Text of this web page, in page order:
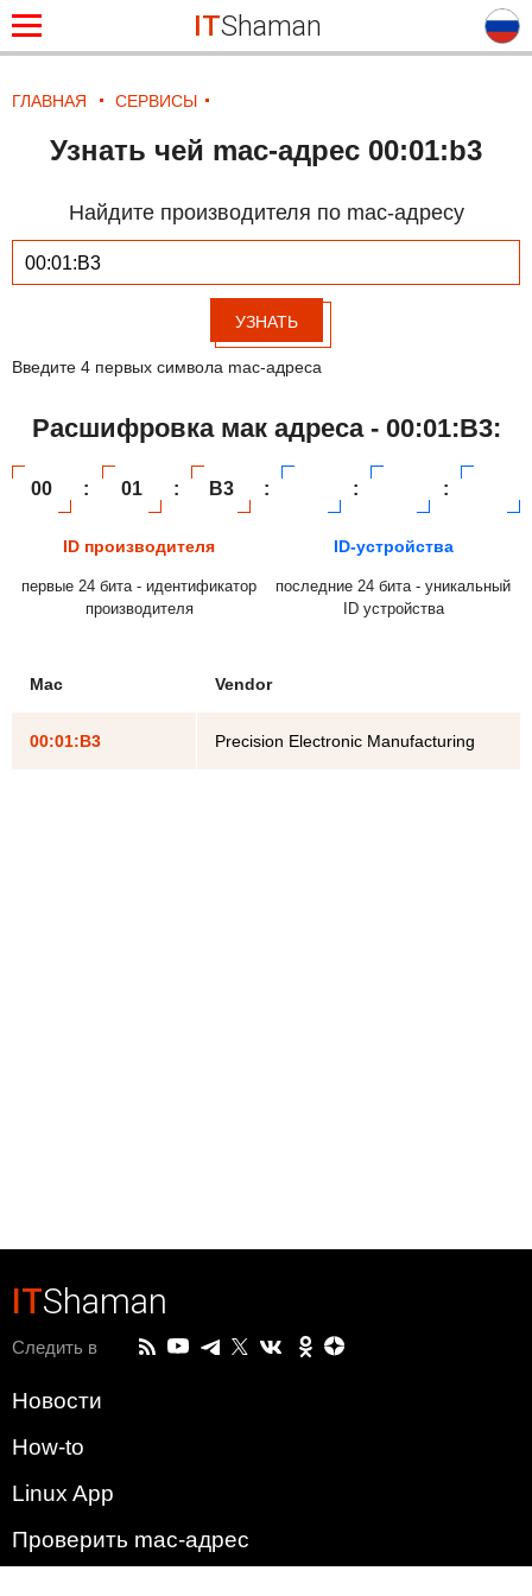
ITShaman
ГЛАВНАЯ СЕРВИСЫ
Узнать чей mac-адрес 00:01:b3
Найдите производителя по mac-адресу
УЗНАТЬ
Введите 4 первых символа mac-адреса
Расшифровка мак адреса - 00:01:B3:
00 : 01 : B3 : : :
ID производителя
первые 24 бита - идентификатор
производителя
ID-устройства
последние 24 бита - уникальный
ID устройства
Mac Vendor
00:01:B3 Precision Electronic Manufacturing
ITShaman
Следить в
Новости
How-to
Linux App
Проверить mac-адрес